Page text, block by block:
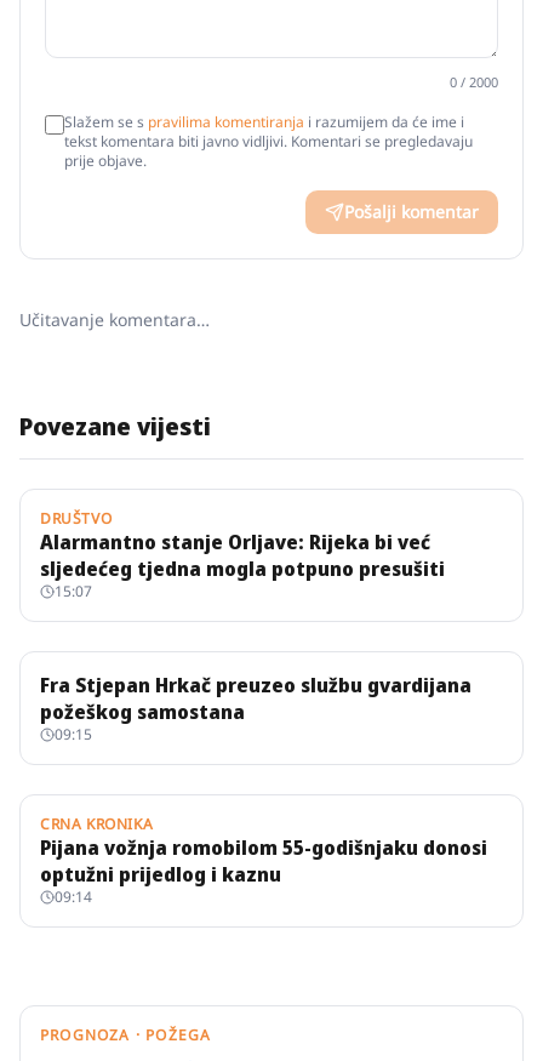
0 / 2000
Slažem se s pravilima komentiranja i razumijem da će ime i
tekst komentara biti javno vidljivi. Komentari se pregledavaju
prije objave.
Pošalji komentar
Učitavanje komentara…
Povezane vijesti
DRUŠTVO
Alarmantno stanje Orljave: Rijeka bi već
sljedećeg tjedna mogla potpuno presušiti
15:07
Fra Stjepan Hrkač preuzeo službu gvardijana
požeškog samostana
09:15
CRNA KRONIKA
Pijana vožnja romobilom 55-godišnjaku donosi
optužni prijedlog i kaznu
09:14
PROGNOZA · POŽEGA